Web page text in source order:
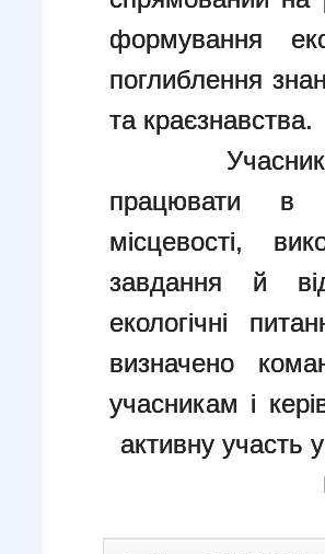
формування
поглиблення
та краєзнавства.
Учасники
працювати в
місцевості,
завдання й
екологічні
визначено
учасникам і
активну участь